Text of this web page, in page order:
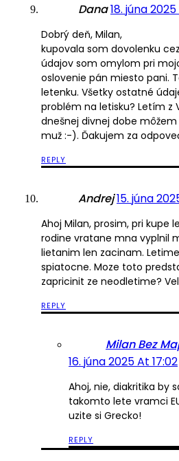
Dana18. júna
Dobrý deň, Milan,
kupovala som dovolenku
údajov som omylom pri
oslovenie pán miesto pani.
letenku. Všetky ostatné
problém na letisku? Letím z
dnešnej divnej dobe
muž :-). Ďakujem za
REPLY
Andrej15. júna
Ahoj Milan, prosim, pri kupe
rodine vratane mna vyplnil
lietanim len zacinam.
spiatocne. Moze toto
zapricinit ze neodletime?
REPLY
Milan Bez
16. júna 2025 At 17:02
Ahoj, nie, diakritika by
takomto lete vramci
uzite si Grecko!
REPLY